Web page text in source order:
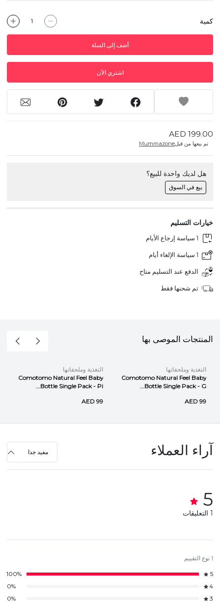
كمية
أضف إلى السلة
اشتري الآن
AED 199.00
تم بيعها من قبلMummazone
هل لديك واحدة للبيع؟
بيع في السوق
خيارات التسليم
1 سياسة إرجاع الأيام
1 سياسة الإلغاء أيام
الدفع عند التسليم متاح
تم شحنها فقط
المنتجات الموصى بها
التغذية وملحقاتها
Comotomo Natural Feel Baby
Bottle Single Pack - G...
AED 99
التغذية وملحقاتها
Comotomo Natural Feel Baby
Bottle Single Pack - Pi...
AED 99
آراء العملاء مفيد جدا
5
1 التعليقات
1 نوع التقييم
5
100%
4
0%
3
0%